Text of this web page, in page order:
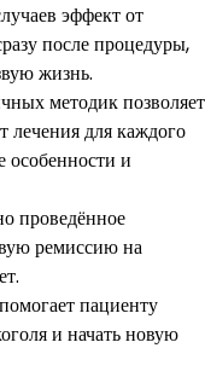
эффект от
после процедуры,
жизнь.
методик позволяет
лечения для каждого
особенности и
проведённое
ремиссию на
пациенту
и начать новую